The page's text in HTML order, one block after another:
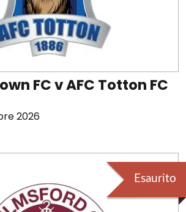
FC v AFC Totton FC
2026
Esaurito